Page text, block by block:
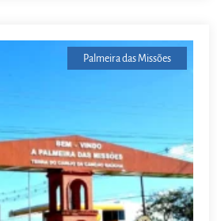
Palmeira das Missões